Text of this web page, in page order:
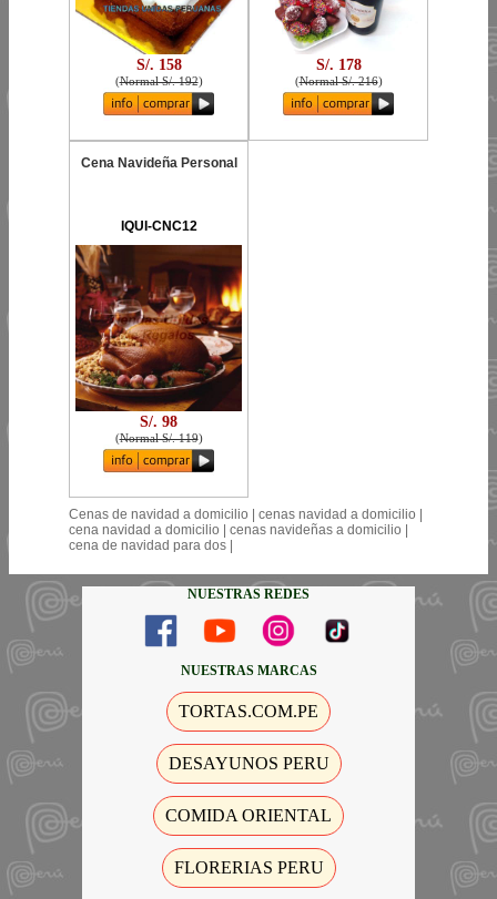
S/. 158
(Normal S/. 192)
S/. 178
(Normal S/. 216)
Cena Navideña Personal
IQUI-CNC12
S/. 98
(Normal S/. 119)
Cenas de navidad a domicilio | cenas navidad a domicilio |
cena navidad a domicilio | cenas navideñas a domicilio |
cena de navidad para dos |
NUESTRAS REDES
NUESTRAS MARCAS
TORTAS.COM.PE
DESAYUNOS PERU
COMIDA ORIENTAL
FLORERIAS PERU